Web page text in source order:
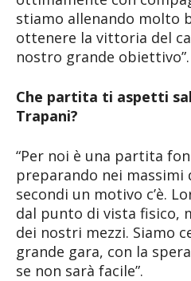
stiamo allenando molto
ottenere la vittoria del
nostro grande obiettivo”.
Che partita ti aspetti
Trapani?
“Per noi è una partita
preparando nei massimi
secondi un motivo c’è.
dal punto di vista fisico,
dei nostri mezzi. Siamo
grande gara, con la
se non sarà facile”.